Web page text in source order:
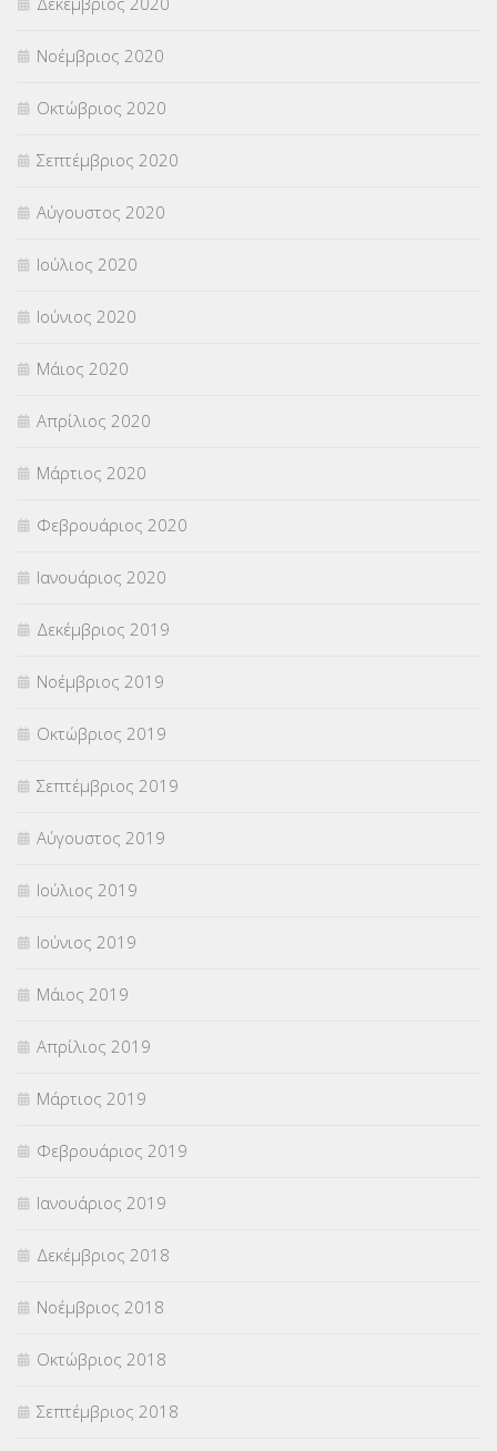
Νοέμβριος 2020
Οκτώβριος 2020
Σεπτέμβριος 2020
Αύγουστος 2020
Ιούλιος 2020
Ιούνιος 2020
Μάιος 2020
Απρίλιος 2020
Μάρτιος 2020
Φεβρουάριος 2020
Ιανουάριος 2020
Δεκέμβριος 2019
Νοέμβριος 2019
Οκτώβριος 2019
Σεπτέμβριος 2019
Αύγουστος 2019
Ιούλιος 2019
Ιούνιος 2019
Μάιος 2019
Απρίλιος 2019
Μάρτιος 2019
Φεβρουάριος 2019
Ιανουάριος 2019
Δεκέμβριος 2018
Νοέμβριος 2018
Οκτώβριος 2018
Σεπτέμβριος 2018